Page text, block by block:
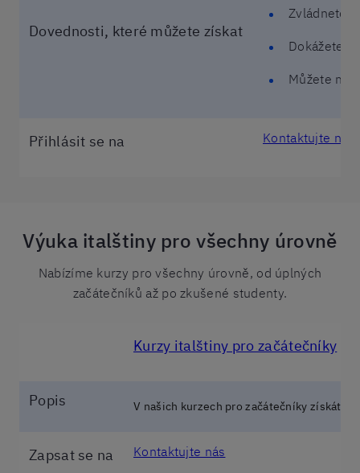
Dovednosti, které můžete získat
Zvládnete
Dokážete
Můžete
Přihlásit se na Kontaktujte nás
Výuka italštiny pro všechny úrovně
Nabízíme kurzy pro všechny úrovně, od úplných
začátečníků až po zkušené studenty.
Kurzy italštiny pro začátečníky
Popis V našich kurzech pro začátečníky získáte
Zapsat se na Kontaktujte nás